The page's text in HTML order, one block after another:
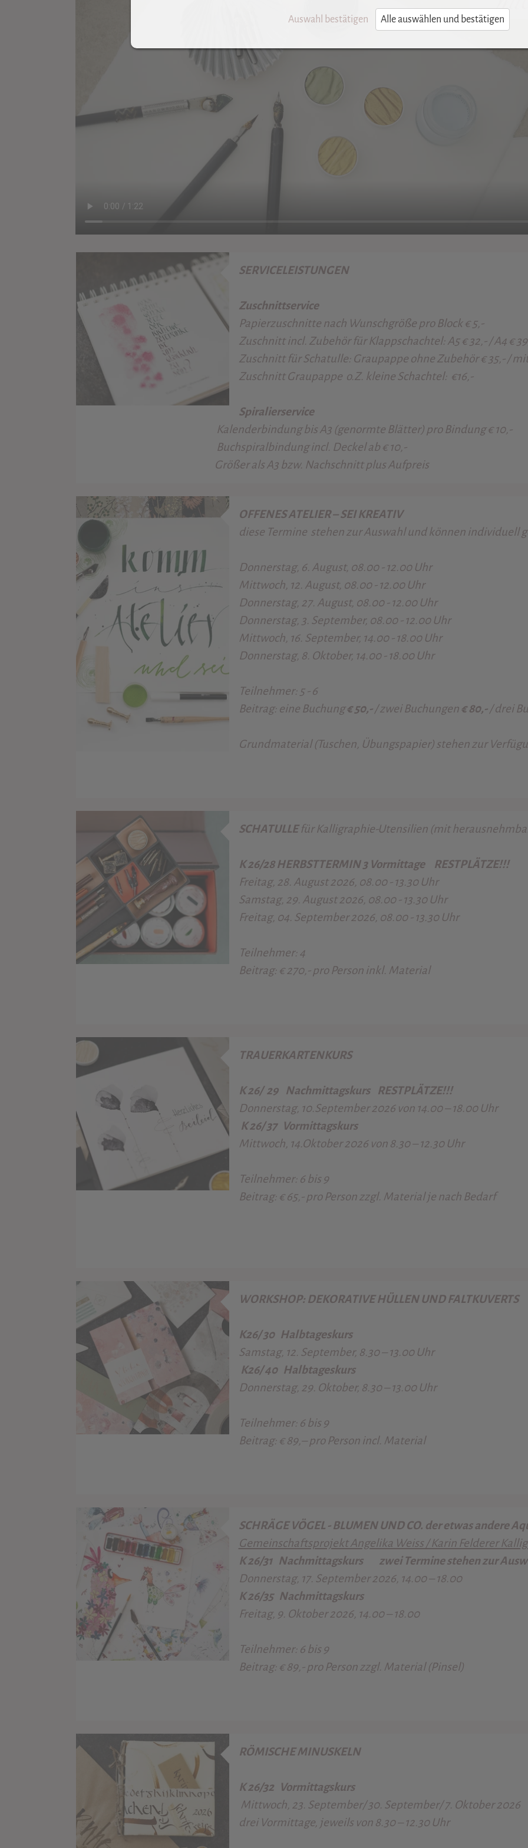
SERVICELEISTUNGEN
Zuschnittservice
Papierzuschnitte nach Wunschgröße pro Block € 5,-
Zuschnitt incl. Zubehör für Klappschachtel: A5 € 32,- / A4 €
Zuschnitt für Schatulle: Graupappe ohne Zubehör € 35,- /
Zuschnitt Graupappe o.Z. kleine Schachtel: €16,-
Spiralierservice
Kalenderbindung bis A3 (genormte Blätter) pro Bindung € 10,-
Buchspiralbindung incl. Deckel ab € 10,-
Größer als A3 bzw. Nachschnitt plus Aufpreis
OFFENES ATELIER – SEI KREATIV
diese Termine stehen zur Auswahl und können individuell
Donnerstag, 6. August, 08.00 - 12.00 Uhr
Mittwoch, 12. August, 08.00 - 12.00 Uhr
Donnerstag, 27. August, 08.00 - 12.00 Uhr
Donnerstag, 3. September, 08.00 - 12.00 Uhr
Mittwoch, 16. September, 14.00 - 18.00 Uhr
Donnerstag, 8. Oktober, 14.00 - 18.00 Uhr
Teilnehmer: 5 - 6
Beitrag: eine Buchung€ 50,-/ zwei Buchungen € 80,-/ drei
Grundmaterial (Tuschen, Übungspapier) stehen zur
SCHATULLEfür Kalligraphie-Utensilien (mit
K 26/28 HERBSTTERMIN 3 Vormittage RESTPLÄTZE!!!
Freitag, 28. August 2026, 08.00 - 13.30 Uhr
Samstag, 29. August 2026, 08.00 - 13.30 Uhr
Freitag, 04. September 2026, 08.00 - 13.30 Uhr
Teilnehmer: 4
Beitrag: € 270,- pro Person inkl. Material
TRAUERKARTENKURS
K 26/ 29
Nachmittagskurs RESTPLÄTZE!!!
Donnerstag, 10.September 2026 von 14.00 – 18.00 Uhr
K 26/ 37
Vormittagskurs
Mittwoch, 14.Oktober 2026 von 8.30 – 12.30 Uhr
Teilnehmer: 6 bis 9
Beitrag: € 65,-pro Person zzgl. Material je nach Bedarf
WORKSHOP: DEKORATIVE HÜLLEN UND FALTKUVERTS
K26/ 30 Halbtageskurs
Samstag, 12. September, 8.30 – 13.00 Uhr
K26/ 40 Halbtageskurs
Donnerstag, 29. Oktober, 8.30 – 13.00 Uhr
Teilnehmer:6 bis 9
Beitrag:€ 89,– pro Person incl. Material
SCHRÄGE VÖGEL - BLUMEN UND CO. der etwas andere
Gemeinschaftsprojekt Angelika Weiss / Karin Felderer
K 26/31 Nachmittagskurs zwei Termine stehen zur
Donnerstag, 17. September 2026, 14.00 – 18.00
K 26/35 Nachmittagskurs
Freitag, 9. Oktober 2026, 14.00 – 18.00
Teilnehmer:6 bis 9
Beitrag:€ 89,- pro Person zzgl. Material (Pinsel)
RÖMISCHE MINUSKELN
K 26/32
Vormittagskurs
Mittwoch, 23. September/ 30. September/ 7. Oktober 2026
drei Vormittage, jeweils von 8.30 – 12.30 Uhr
Auswahl bestätigen Alle auswählen und bestätigen